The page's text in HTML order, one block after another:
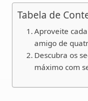
Tabela de
Aproveite
amigo de
Descubra os
máximo com